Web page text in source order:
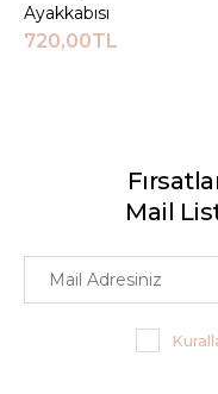
Ayakkabısı
720,00TL
Mail